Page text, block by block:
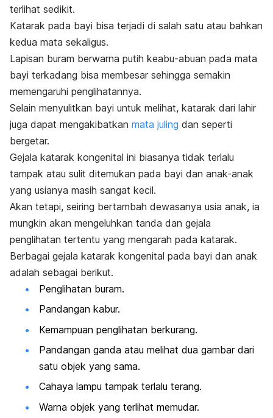
terlihat sedikit.
Katarak pada bayi bisa terjadi di salah satu atau bahkan
kedua mata sekaligus.
Lapisan buram berwarna putih keabu-abuan pada mata
bayi terkadang bisa membesar sehingga semakin
memengaruhi penglihatannya.
Selain menyulitkan bayi untuk melihat, katarak dari lahir
juga dapat mengakibatkan mata juling dan seperti
bergetar.
Gejala katarak kongenital ini biasanya tidak terlalu
tampak atau sulit ditemukan pada bayi dan anak-anak
yang usianya masih sangat kecil.
Akan tetapi, seiring bertambah dewasanya usia anak, ia
mungkin akan mengeluhkan tanda dan gejala
penglihatan tertentu yang mengarah pada katarak.
Berbagai gejala katarak kongenital pada bayi dan anak
adalah sebagai berikut.
Penglihatan buram.
Pandangan kabur.
Kemampuan penglihatan berkurang.
Pandangan ganda atau melihat dua gambar dari
satu objek yang sama.
Cahaya lampu tampak terlalu terang.
Warna objek yang terlihat memudar.